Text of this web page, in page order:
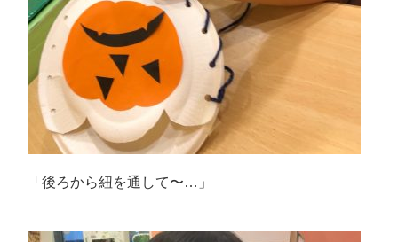
「後ろから紐を通して〜…」